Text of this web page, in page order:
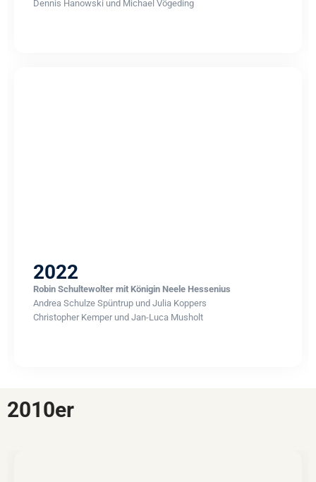
Dennis Hanowski und Michael Vögeding
2022
Robin Schultewolter mit Königin Neele Hessenius
Andrea Schulze Spüntrup und Julia Koppers
Christopher Kemper und Jan-Luca Musholt
2010er